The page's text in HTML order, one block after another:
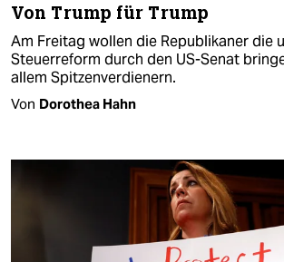
Von Trump für Trump
Am Freitag wollen die Republikaner die
Steuerreform durch den US-Senat
allem Spitzenverdienern.
Von Dorothea Hahn